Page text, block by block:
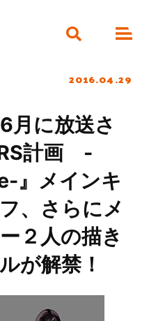
2016.04.29
月に放送さ
計画 -
』メインキ
、さらにメ
２人の描き
が解禁！